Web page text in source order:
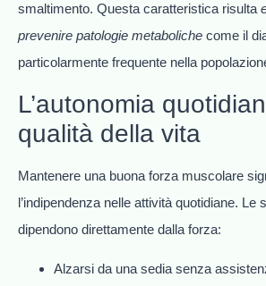
smaltimento. Questa caratteristica risulta
prevenire patologie metaboliche come il
particolarmente frequente nella
L’autonomia
qualità della vita
Mantenere una buona forza muscolare
l’indipendenza nelle attività quotidiane. Le
dipendono direttamente dalla forza:
Alzarsi da una sedia senza